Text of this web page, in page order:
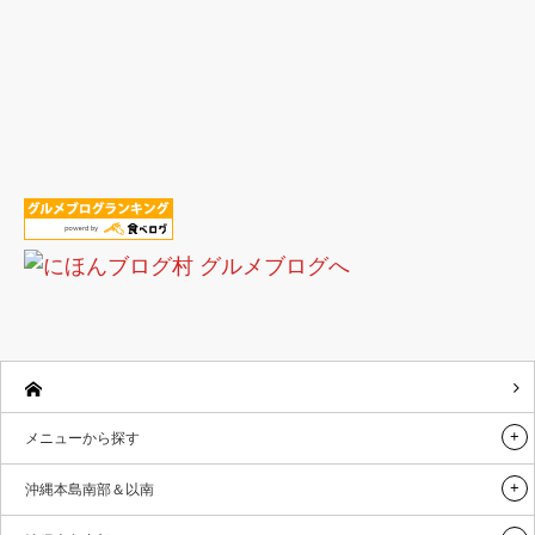
メニューから探す
沖縄本島南部＆以南